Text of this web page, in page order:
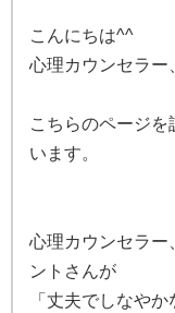
こんにちは^^
心理カウンセラー
こちらのページ
います。
心理カウンセラー
ントさんが
「丈夫でしなや